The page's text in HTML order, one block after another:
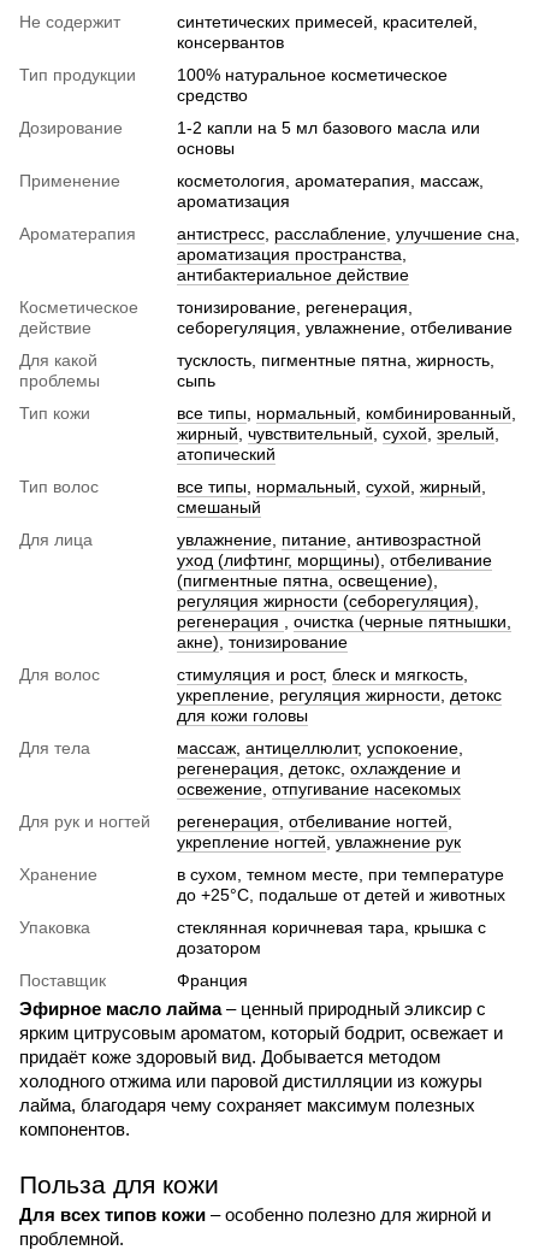
Не содержит
синтетических примесей, красителей,
консервантов
Тип продукции
100% натуральное косметическое
средство
Дозирование
1-2 капли на 5 мл базового масла или
основы
Применение
косметология, ароматерапия, массаж,
ароматизация
Ароматерапия
антистресс расслабление улучшение сна
ароматизация пространства
антибактериальное действие
Косметическое
действие
тонизирование, регенерация,
себорегуляция, увлажнение, отбеливание
Для какой
проблемы
тусклость, пигментные пятна, жирность,
сыпь
Тип кожи
все типы нормальный комбинированный
жирный чувствительный сухой зрелый
атопический
Тип волос
все типы нормальный сухой жирный
смешаный
Для лица
увлажнение питание антивозрастной
уход (лифтинг, морщины) отбеливание
(пигментные пятна, освещение)
регуляция жирности (себорегуляция)
регенерация
очистка (черные пятнышки,
акне) тонизирование
Для волос
стимуляция и рост, блеск и мягкость
укрепление регуляция жирности
детокс
для кожи головы
Для тела
массаж антицеллюлит, успокоение
регенерация
детокс охлаждение и
освежение отпугивание насекомых
Для рук и ногтей
регенерация отбеливание ногтей
укрепление ногтей увлажнение рук
Хранение
в сухом, темном месте, при температуре
до +25°C, подальше от детей и животных
Упаковка
стеклянная коричневая тара, крышка с
дозатором
Поставщик
Франция
Эфирное масло лайма– ценный природный эликсир с
ярким цитрусовым ароматом, который бодрит, освежает и
придаёт коже здоровый вид. Добывается методом
холодного отжима или паровой дистилляции из кожуры
лайма, благодаря чему сохраняет максимум полезных
компонентов.
Польза для кожи
Для всех типов кожи – особенно полезно для жирной и
проблемной.